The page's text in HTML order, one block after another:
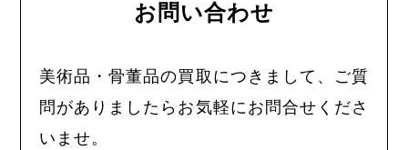
お問い合わせ
美術品・骨董品の買取につきまして、ご質
問がありましたらお気軽にお問合せくださ
いませ。